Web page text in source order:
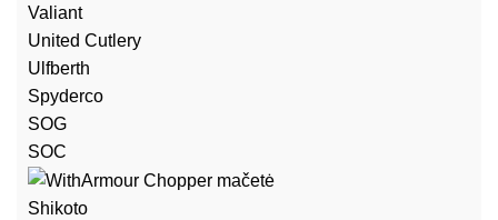
Valiant
United Cutlery
Ulfberth
Spyderco
SOG
SOC
Shikoto